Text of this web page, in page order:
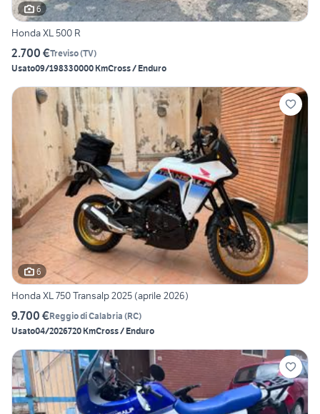
6
Honda XL 500 R
2.700 €Treviso(TV)
Usato09/198330000 KmCross / Enduro
6
Honda XL 750 Transalp 2025 (aprile 2026)
9.700 €Reggio di Calabria (RC)
Usato04/2026720 KmCross / Enduro